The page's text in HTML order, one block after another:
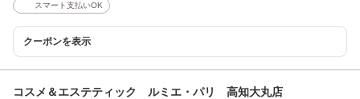
スマート支払いOK
クーポンを表示
コスメ＆エステティック ルミエ・パリ 高知大丸店